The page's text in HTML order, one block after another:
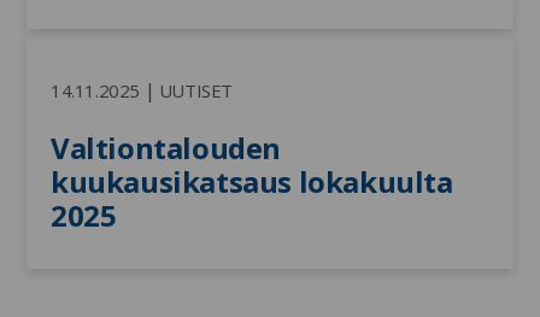
14.11.2025 | UUTISET
Valtiontalouden
kuukausikatsaus lokakuulta
2025